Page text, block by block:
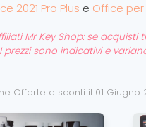
2021 Pro Plus e Office
Mr Key Shop: se
prezzi sono indicativi e
Offerte e sconti il 01 Giugno